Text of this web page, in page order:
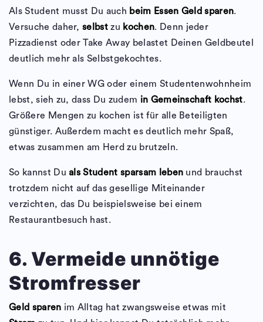
Als Student musst Du auch beim Essen Geld sparen.
Versuche daher,selbstzu kochen. Denn jeder
Pizzadienst oder Take Away belastet Deinen Geldbeutel
deutlich mehr als Selbstgekochtes.
Wenn Du in einer WG oder einem Studentenwohnheim
lebst, sieh zu, dass Du zudem in Gemeinschaft kochst.
Größere Mengen zu kochen ist für alle Beteiligten
günstiger. Außerdem macht es deutlich mehr Spaß,
etwas zusammen am Herd zu brutzeln.
So kannst Du als Student sparsam leben und brauchst
trotzdem nicht auf das gesellige Miteinander
verzichten, das Du beispielsweise bei einem
Restaurantbesuch hast.
6. Vermeide unnötige
Stromfresser
Geld sparen im Alltag hat zwangsweise etwas mit